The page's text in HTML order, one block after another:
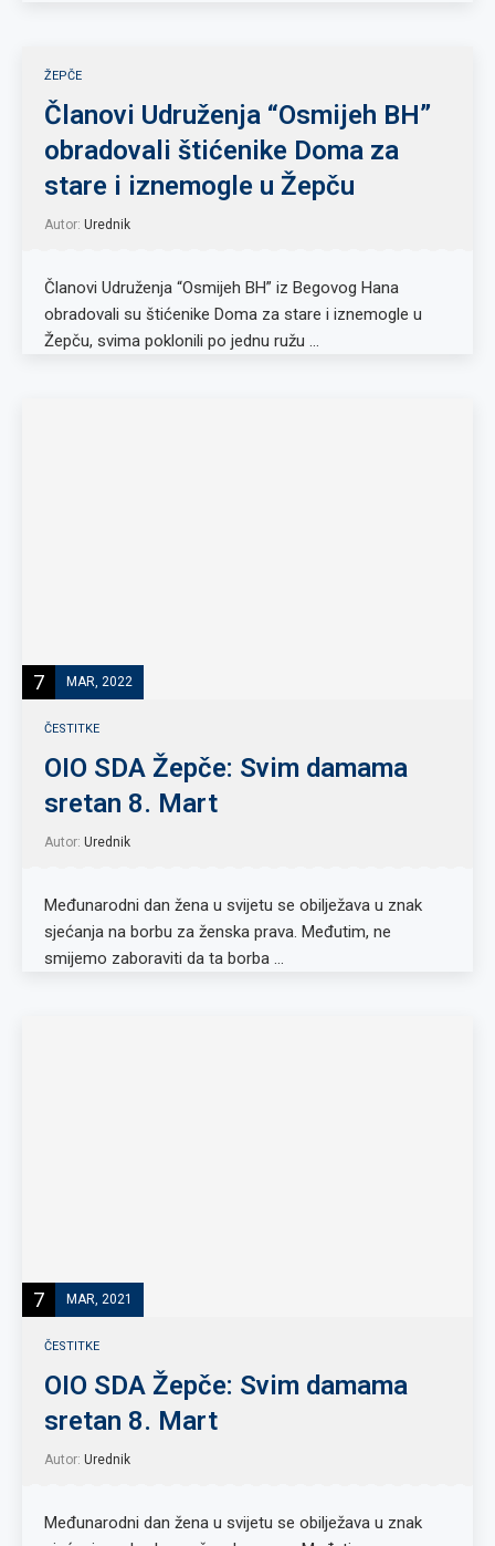
ŽEPČE
Članovi Udruženja “Osmijeh BH”
obradovali štićenike Doma za
stare i iznemogle u Žepču
Autor: Urednik
Članovi Udruženja “Osmijeh BH” iz Begovog Hana
obradovali su štićenike Doma za stare i iznemogle u
Žepču, svima poklonili po jednu ružu …
7 MAR, 2022
ČESTITKE
OIO SDA Žepče: Svim damama
sretan 8. Mart
Autor: Urednik
Međunarodni dan žena u svijetu se obilježava u znak
sjećanja na borbu za ženska prava. Međutim, ne
smijemo zaboraviti da ta borba …
7 MAR, 2021
ČESTITKE
OIO SDA Žepče: Svim damama
sretan 8. Mart
Autor: Urednik
Međunarodni dan žena u svijetu se obilježava u znak